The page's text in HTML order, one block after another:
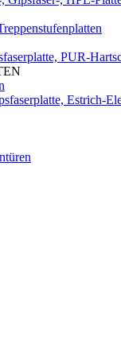
PUR-
Estrich-